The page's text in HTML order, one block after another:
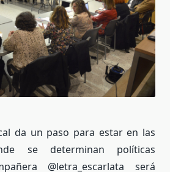
da un paso para estar en las
se determinan políticas
@letra_escarlata será